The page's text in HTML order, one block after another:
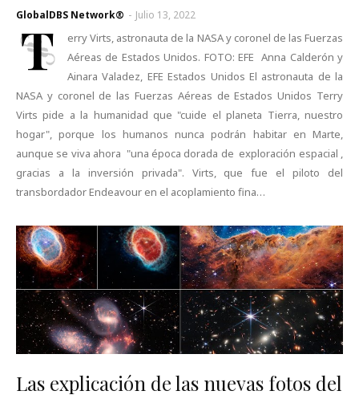
GlobalDBS Network® - Julio 13, 2022
T
erry Virts, astronauta de la NASA y coronel de las Fuerzas
Aéreas de Estados Unidos. FOTO: EFE Anna Calderón y
Ainara Valadez, EFE Estados Unidos El astronauta de la
NASA y coronel de las Fuerzas Aéreas de Estados Unidos Terry
Virts pide a la humanidad que "cuide el planeta Tierra, nuestro
hogar", porque los humanos nunca podrán habitar en Marte,
aunque se viva ahora "una época dorada de exploración espacial ,
gracias a la inversión privada". Virts, que fue el piloto del
transbordador Endeavour en el acoplamiento fina…
Las explicación de las nuevas fotos del